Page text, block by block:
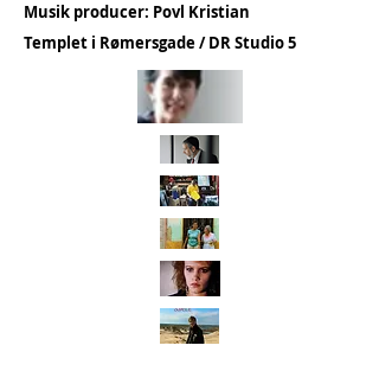
Musik producer: Povl Kristian
Templet i Rømersgade / DR Studio 5